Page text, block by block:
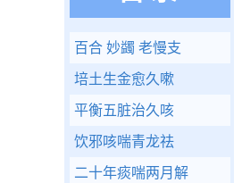
百合 妙蠲 老慢支
培土生金愈久嗽
平衡五脏治久咳
饮邪咳喘青龙祛
二十年痰喘两月解